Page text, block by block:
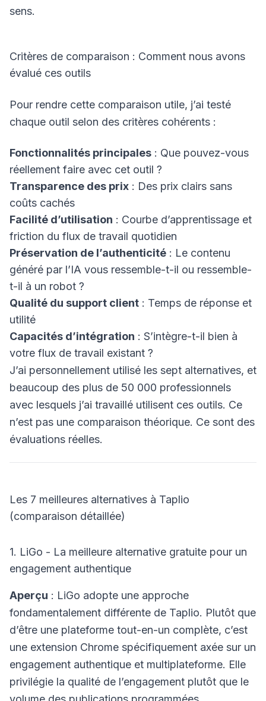
sens.
Critères de comparaison : Comment nous avons
évalué ces outils
Pour rendre cette comparaison utile, j’ai testé
chaque outil selon des critères cohérents :
Fonctionnalités principales : Que pouvez-vous
réellement faire avec cet outil ?
Transparence des prix : Des prix clairs sans
coûts cachés
Facilité d’utilisation : Courbe d’apprentissage et
friction du flux de travail quotidien
Préservation de l’authenticité : Le contenu
généré par l’IA vous ressemble-t-il ou ressemble-
t-il à un robot ?
Qualité du support client : Temps de réponse et
utilité
Capacités d’intégration : S’intègre-t-il bien à
votre flux de travail existant ?
J’ai personnellement utilisé les sept alternatives, et
beaucoup des plus de 50 000 professionnels
avec lesquels j’ai travaillé utilisent ces outils. Ce
n’est pas une comparaison théorique. Ce sont des
évaluations réelles.
Les 7 meilleures alternatives à Taplio
(comparaison détaillée)
1. LiGo - La meilleure alternative gratuite pour un
engagement authentique
Aperçu : LiGo adopte une approche
fondamentalement différente de Taplio. Plutôt que
d’être une plateforme tout-en-un complète, c’est
une extension Chrome spécifiquement axée sur un
engagement authentique et multiplateforme. Elle
privilégie la qualité de l’engagement plutôt que le